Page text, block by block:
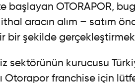
başlayan OTORAPOR,
aracın alım – satım
bir şekilde
sektörünün kurucusu
Otorapor franchise için